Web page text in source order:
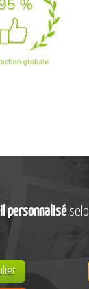
DE
NOS FORMATIONS PAR
NOS FORMATIONS SÉCURITÉ
NOS PERFECTIONNEMENTS PAR
AGENDA
personnalisé